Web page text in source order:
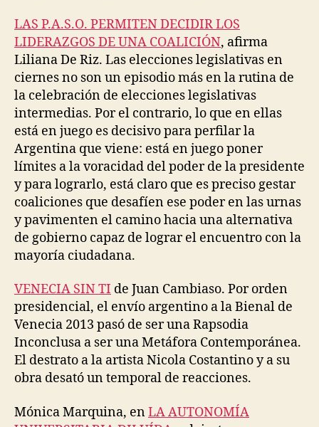
LAS P.A.S.O. PERMITEN DECIDIR LOS
LIDERAZGOS DE UNA COALICIÓN, afirma
Liliana De Riz. Las elecciones legislativas en
ciernes no son un episodio más en la rutina de
la celebración de elecciones legislativas
intermedias. Por el contrario, lo que en ellas
está en juego es decisivo para perfilar la
Argentina que viene: está en juego poner
límites a la voracidad del poder de la presidente
y para lograrlo, está claro que es preciso gestar
coaliciones que desafíen ese poder en las urnas
y pavimenten el camino hacia una alternativa
de gobierno capaz de lograr el encuentro con la
mayoría ciudadana.
VENECIA SIN TI de Juan Cambiaso. Por orden
presidencial, el envío argentino a la Bienal de
Venecia 2013 pasó de ser una Rapsodia
Inconclusa a ser una Metáfora Contemporánea.
El destrato a la artista Nicola Costantino y a su
obra desató un temporal de reacciones.
Mónica Marquina, enLA AUTONOMÍA